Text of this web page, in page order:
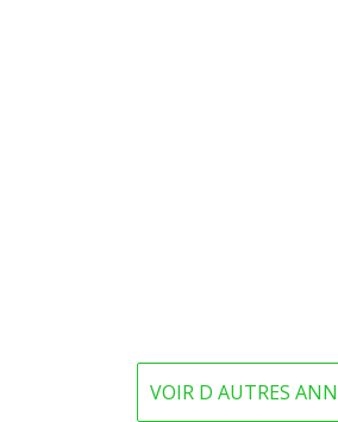
VOIR D AUTRES